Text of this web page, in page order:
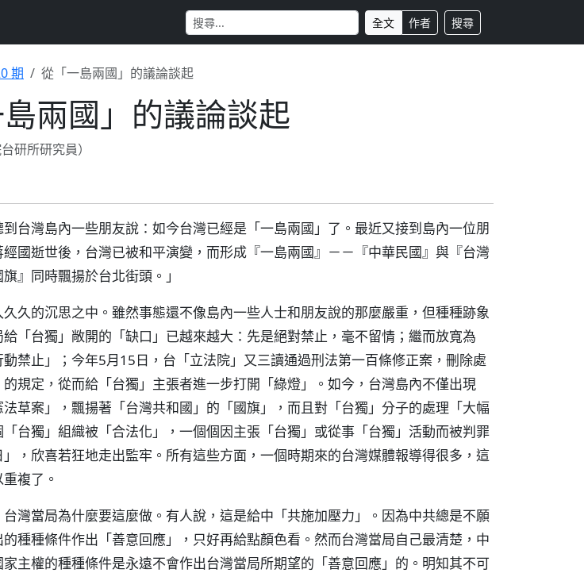
全文 作者 搜尋
期 從「一島兩國」的議論談起
兩國」的議論談起
研所研究員）
台灣島內一些朋友說：如今台灣已經是「一島兩國」了。最近又接到島內一位朋
國逝世後，台灣已被和平演變，而形成『一島兩國』－－『中華民國』與『台灣
』同時飄揚於台北街頭。」
久的沉思之中。雖然事態還不像島內一些人士和朋友說的那麼嚴重，但種種跡象
「台獨」敞開的「缺口」已越來越大：先是絕對禁止，毫不留情；繼而放寬為
動禁止」；今年5月15日，台「立法院」又三讀通過刑法第一百條修正案，刪除處
規定，從而給「台獨」主張者進一步打開「綠燈」。如今，台灣島內不僅出現
法草案」，飄揚著「台灣共和國」的「國旗」，而且對「台獨」分子的處理「大幅
台獨」組織被「合法化」，一個個因主張「台獨」或從事「台獨」活動而被判罪
，欣喜若狂地走出監牢。所有這些方面，一個時期來的台灣媒體報導得很多，這
複了。
灣當局為什麼要這麼做。有人說，這是給中「共施加壓力」。因為中共總是不願
種種條件作出「善意回應」，只好再給點顏色看。然而台灣當局自己最清楚，中
主權的種種條件是永遠不會作出台灣當局所期望的「善意回應」的。明知其不可